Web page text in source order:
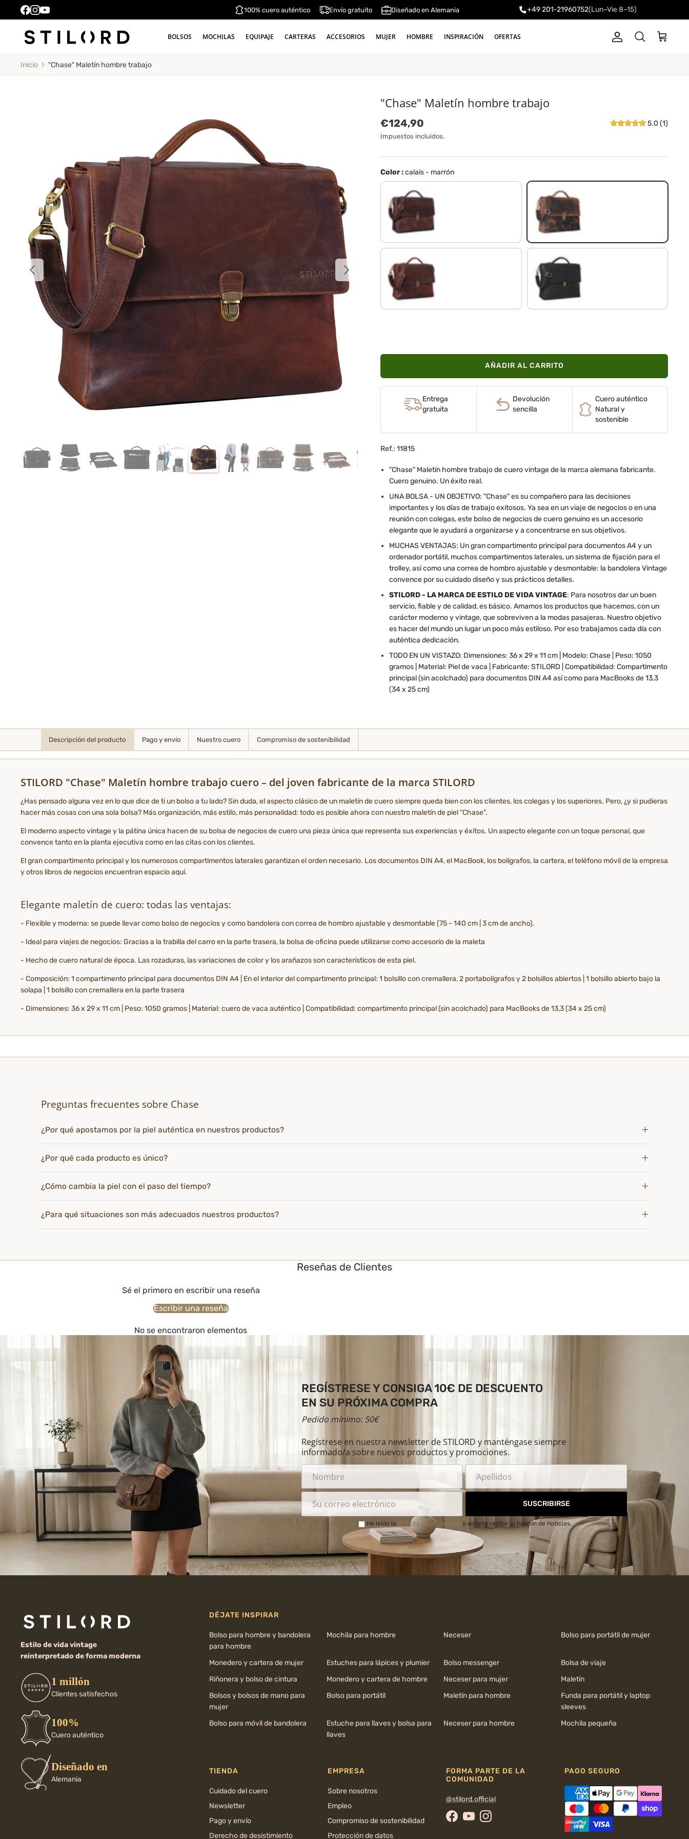
100% cuero auténtico Envío gratuito Diseñado en Alemania +49 201-21960752(Lun–Vie 8–15)
BOLSOS MOCHILAS EQUIPAJE CARTERAS ACCESORIOS MUJER HOMBRE INSPIRACIÓN OFERTAS CuentaBuscar Carrito
Inicio "Chase" Maletín hombre trabajo
Anterior Siguiente
"Chase" Maletín hombre trabajo
Precio normal
€124,90
Impuestos incluidos.
5.0 (1)
Color :calais - marrón
lyon - marrón calais - marrón
florida - marrón negro
AÑADIR AL CARRITO
Entrega
gratuita
Devolución
sencilla
Cuero auténtico
Natural y
sostenible
Ref.: 11815
"Chase" Maletín hombre trabajo de cuero vintage de la marca alemana fabricante.
Cuero genuino. Un éxito real.
UNA BOLSA - UN OBJETIVO: "Chase" es su compañero para las decisiones
importantes y los días de trabajo exitosos. Ya sea en un viaje de negocios o en una
reunión con colegas, este bolso de negocios de cuero genuino es un accesorio
elegante que le ayudará a organizarse y a concentrarse en sus objetivos.
MUCHAS VENTAJAS: Un gran compartimento principal para documentos A4 y un
ordenador portátil, muchos compartimentos laterales, un sistema de fijación para el
trolley, así como una correa de hombro ajustable y desmontable: la bandolera Vintage
convence por su cuidado diseño y sus prácticos detalles.
STILORD - LA MARCA DE ESTILO DE VIDA VINTAGE: Para nosotros dar un buen
servicio, fiable y de calidad, es básico. Amamos los productos que hacemos, con un
carácter moderno y vintage, que sobreviven a la modas pasajeras. Nuestro objetivo
es hacer del mundo un lugar un poco más estiloso. Por eso trabajamos cada día con
auténtica dedicación.
TODO EN UN VISTAZO: Dimensiones: 36 x 29 x 11 cm | Modelo: Chase | Peso: 1050
gramos | Material: Piel de vaca | Fabricante: STILORD | Compatibilidad: Compartimento
principal (sin acolchado) para documentos DIN A4 así como para MacBooks de 13,3
(34 x 25 cm)
Descripción del producto Pago y envío Nuestro cuero Compromiso de sostenibilidad
STILORD "Chase" Maletín hombre trabajo cuero – del joven fabricante de la marca STILORD
¿Has pensado alguna vez en lo que dice de ti un bolso a tu lado? Sin duda, el aspecto clásico de un maletín de cuero siempre queda bien con los clientes, los colegas y los superiores. Pero, ¿y si pudieras
hacer más cosas con una sola bolsa? Más organización, más estilo, más personalidad: todo es posible ahora con nuestro maletín de piel "Chase".
El moderno aspecto vintage y la pátina única hacen de su bolsa de negocios de cuero una pieza única que representa sus experiencias y éxitos. Un aspecto elegante con un toque personal, que
convence tanto en la planta ejecutiva como en las citas con los clientes.
El gran compartimento principal y los numerosos compartimentos laterales garantizan el orden necesario. Los documentos DIN A4, el MacBook, los bolígrafos, la cartera, el teléfono móvil de la empresa
y otros libros de negocios encuentran espacio aquí.
Elegante maletín de cuero: todas las ventajas:
- Flexible y moderna: se puede llevar como bolso de negocios y como bandolera con correa de hombro ajustable y desmontable (75 - 140 cm | 3 cm de ancho).
- Ideal para viajes de negocios: Gracias a la trabilla del carro en la parte trasera, la bolsa de oficina puede utilizarse como accesorio de la maleta
- Hecho de cuero natural de época. Las rozaduras, las variaciones de color y los arañazos son característicos de esta piel.
- Composición: 1 compartimento principal para documentos DIN A4 | En el interior del compartimento principal: 1 bolsillo con cremallera, 2 portabolígrafos y 2 bolsillos abiertos | 1 bolsillo abierto bajo la
solapa | 1 bolsillo con cremallera en la parte trasera
- Dimensiones: 36 x 29 x 11 cm | Peso: 1050 gramos | Material: cuero de vaca auténtico | Compatibilidad: compartimento principal (sin acolchado) para MacBooks de 13,3 (34 x 25 cm)
Preguntas frecuentes sobre Chase
¿Por qué apostamos por la piel auténtica en nuestros productos?
¿Por qué cada producto es único?
¿Cómo cambia la piel con el paso del tiempo?
¿Para qué situaciones son más adecuados nuestros productos?
Reseñas de Clientes
Sé el primero en escribir una reseña
Escribir una reseña
No se encontraron elementos
REGÍSTRESE Y CONSIGA 10€ DE DESCUENTO
EN SU PRÓXIMA COMPRA
Pedido mínimo: 50€
Regístrese en nuestra newsletter de STILORD y manténgase siempre
informado/a sobre nuevos productos y promociones.
SUSCRIBIRSE
He leído la Política de privacidad y acepto recibir el boletín de noticias.
Estilo de vida vintage
reinterpretado de forma moderna
1 millón
Clientes satisfechos
100%
Cuero auténtico
Diseñado en
Alemania
DÉJATE INSPIRAR
Bolso para hombre y bandolera
para hombre
Mochila para hombre Neceser Bolso para portátil de mujer
Monedero y cartera de mujer Estuches para lápices y plumier Bolso messenger
Bolsa de viaje
Riñonera y bolso de cintura
Monedero y cartera de hombre Neceser para mujer
Maletín
Bolsos y bolsos de mano para
mujer
Bolso para portátil Maletín para hombre
Funda para portátil y laptop
sleeves
Bolso para móvil de bandolera
Estuche para llaves y bolsa para
llaves
Neceser para hombre Mochila pequeña
TIENDA
Cuidado del cuero
Newsletter
Pago y envío
Derecho de desistimiento
EMPRESA
Sobre nosotros
Empleo
Compromiso de sostenibilidad
Protección de datos
FORMA PARTE DE LA
COMUNIDAD
@stilord.official
Facebook
YouTubeInstagram
PAGO SEGURO